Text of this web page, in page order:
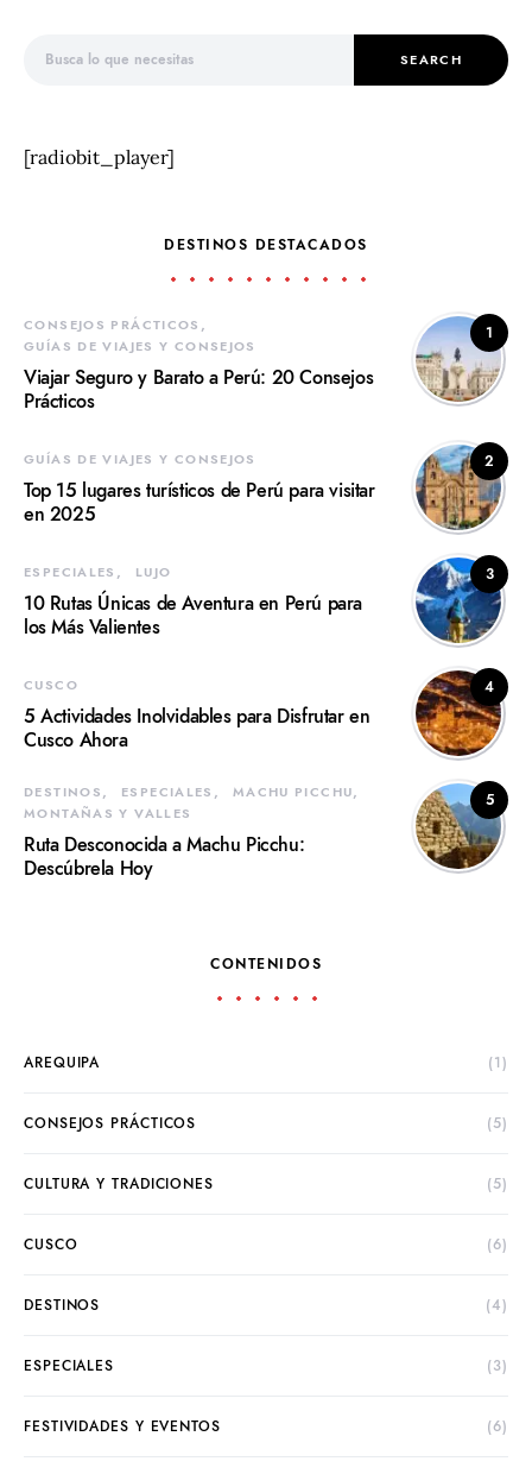
SEARCH
[radiobit_player]
DESTINOS DESTACADOS
1
CONSEJOS PRÁCTICOS
GUÍAS DE VIAJES Y CONSEJOS
Viajar Seguro y Barato a Perú: 20 Consejos
Prácticos
2
GUÍAS DE VIAJES Y CONSEJOS
Top 15 lugares turísticos de Perú para visitar
en 2025
3
ESPECIALES LUJO
10 Rutas Únicas de Aventura en Perú para
los Más Valientes
4
CUSCO
5 Actividades Inolvidables para Disfrutar en
Cusco Ahora
5
DESTINOS ESPECIALES
MACHU PICCHU
MONTAÑAS Y VALLES
Ruta Desconocida a Machu Picchu:
Descúbrela Hoy
CONTENIDOS
AREQUIPA (1)
CONSEJOS PRÁCTICOS (5)
CULTURA Y TRADICIONES (5)
CUSCO (6)
DESTINOS (4)
ESPECIALES (3)
FESTIVIDADES Y EVENTOS (6)